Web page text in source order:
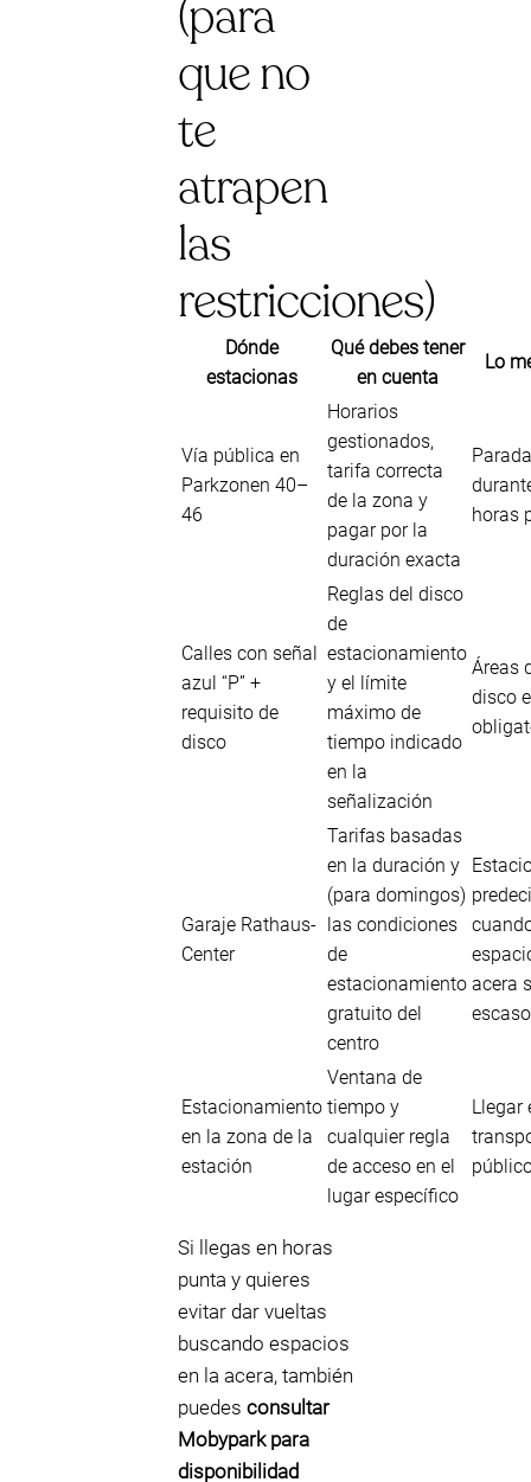
(para
que no
te
atrapen
las
restricciones)
Dónde
estacionas
Qué debes tener
en cuenta
Lo
Vía pública en
Parkzonen 40–
46
Horarios
gestionados,
tarifa correcta
de la zona y
pagar por la
duración exacta
horas
Calles con señal
azul “P” +
requisito de
disco
Reglas del disco
de
estacionamiento
y el límite
máximo de
tiempo indicado
en la
señalización
Áreas
disco
Garaje Rathaus-
Center
Tarifas basadas
en la duración y
(para domingos)
las condiciones
de
estacionamiento
gratuito del
centro
acera
Estacionamiento
en la zona de la
estación
Ventana de
tiempo y
cualquier regla
de acceso en el
lugar específico
Llegar
Si llegas en horas
punta y quieres
evitar dar vueltas
buscando espacios
en la acera, también
puedes consultar
Mobypark para
disponibilidad